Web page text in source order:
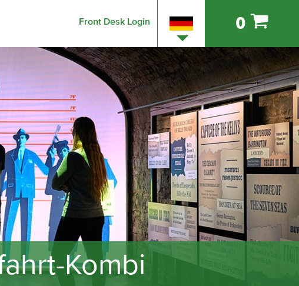
Front Desk Login 0
Kombi